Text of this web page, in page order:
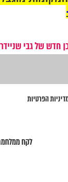
חדש של גבי
הפרטיות
לקח